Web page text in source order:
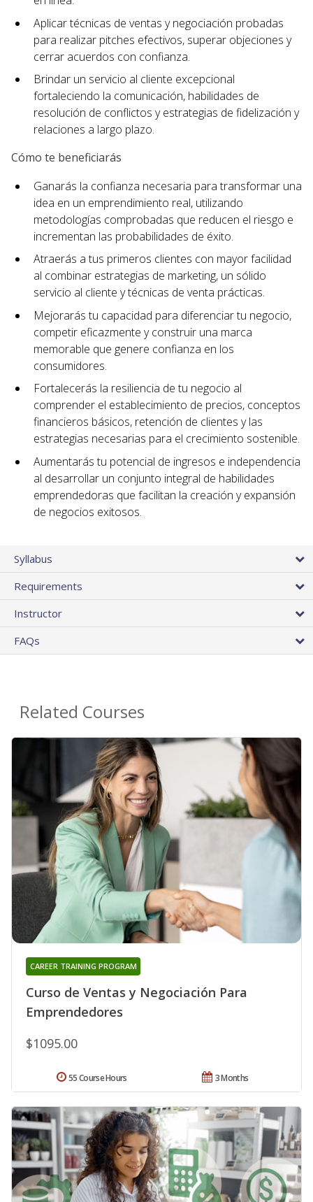
Aplicar técnicas de ventas y negociación probadas
para realizar pitches efectivos, superar objeciones y
cerrar acuerdos con confianza.
Brindar un servicio al cliente excepcional
fortaleciendo la comunicación, habilidades de
resolución de conflictos y estrategias de fidelización y
relaciones a largo plazo.
Cómo te beneficiarás
Ganarás la confianza necesaria para transformar una
idea en un emprendimiento real, utilizando
metodologías comprobadas que reducen el riesgo e
incrementan las probabilidades de éxito.
Atraerás a tus primeros clientes con mayor facilidad
al combinar estrategias de marketing, un sólido
servicio al cliente y técnicas de venta prácticas.
Mejorarás tu capacidad para diferenciar tu negocio,
competir eficazmente y construir una marca
memorable que genere confianza en los
consumidores.
Fortalecerás la resiliencia de tu negocio al
comprender el establecimiento de precios, conceptos
financieros básicos, retención de clientes y las
estrategias necesarias para el crecimiento sostenible.
Aumentarás tu potencial de ingresos e independencia
al desarrollar un conjunto integral de habilidades
emprendedoras que facilitan la creación y expansión
de negocios exitosos.
Syllabus
Requirements
Instructor
FAQs
Related Courses
Curso de Ventas y Negociación Para
Emprendedores
CAREER TRAINING PROGRAM
$1095.00
3 Months
55 Course Hours